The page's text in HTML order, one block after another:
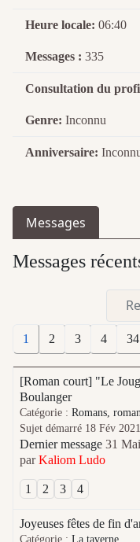
Heure locale: 06:40
Messages : 335
Consultation du
Genre: Inconnu
Anniversaire:
Messages
Messages
1 2 3 4 34
[Roman court] "Le
Boulanger
Catégorie : Romans,
Sujet démarré 18 Fév
Dernier message 31
parKaliom Ludo
1 2 3 4
Joyeuses fêtes de fin
Catégorie : La taverne